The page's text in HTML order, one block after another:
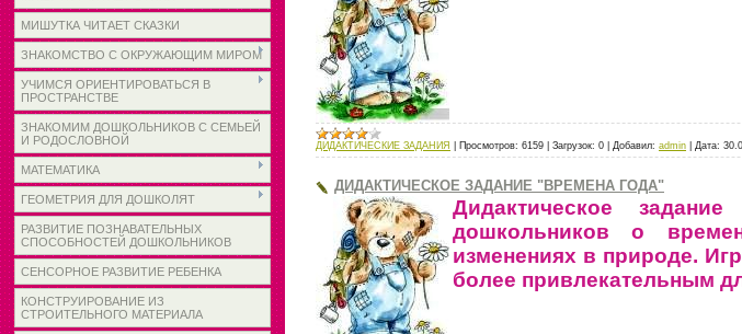
МИШУТКА ЧИТАЕТ СКАЗКИ
ЗНАКОМСТВО С ОКРУЖАЮЩИМ МИРОМ
УЧИМСЯ ОРИЕНТИРОВАТЬСЯ В
ПРОСТРАНСТВЕ
ЗНАКОМИМ ДОШКОЛЬНИКОВ С СЕМЬЕЙ
И РОДОСЛОВНОЙ
МАТЕМАТИКА
ГЕОМЕТРИЯ ДЛЯ ДОШКОЛЯТ
РАЗВИТИЕ ПОЗНАВАТЕЛЬНЫХ
СПОСОБНОСТЕЙ ДОШКОЛЬНИКОВ
СЕНСОРНОЕ РАЗВИТИЕ РЕБЕНКА
КОНСТРУИРОВАНИЕ ИЗ
СТРОИТЕЛЬНОГО МАТЕРИАЛА
ДИДАКТИЧЕСКИЕ ЗАДАНИЯ Просмотров: 6159 Загрузок: 0 Добавил: admin Дата:
ДИДАКТИЧЕСКОЕ ЗАДАНИЕ "ВРЕМЕНА ГОДА"
Дидактическое
дошкольников о
изменениях в природе.
более привлекательным